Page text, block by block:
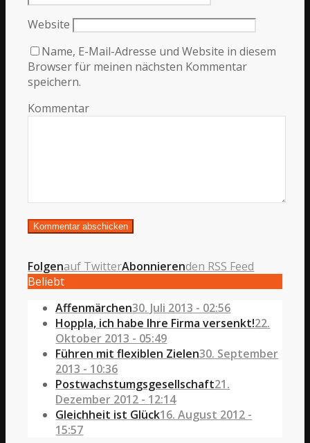
Website
Name, E-Mail-Adresse und Website in diesem
Browser für meinen nächsten Kommentar
speichern.
Kommentar
Folgenauf TwitterAbonnierenden RSS Feed
Beliebt
Affenmärchen30. Juli 2013 - 02:56
Hoppla, ich habe Ihre Firma versenkt!22.
Oktober 2013 - 05:49
Führen mit flexiblen Zielen30. September
2013 - 10:36
Postwachstumgsgesellschaft21.
Dezember 2012 - 12:14
Gleichheit ist Glück16. August 2012 -
15:57